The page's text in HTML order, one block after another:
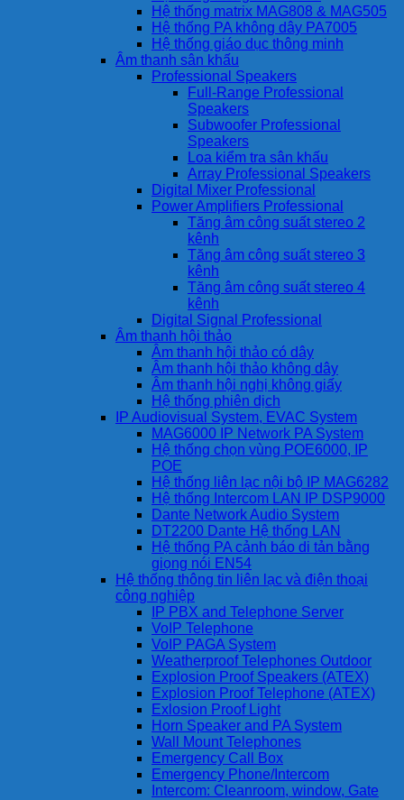
Hệ thống matrix MAG808 & MAG505
Hệ thống PA không dây PA7005
Hệ thống giáo dục thông minh
Âm thanh sân khấu
Professional Speakers
Full-Range Professional
Speakers
Subwoofer Professional
Speakers
Loa kiểm tra sân khấu
Array Professional Speakers
Digital Mixer Professional
Power Amplifiers Professional
Tăng âm công suất stereo 2
kênh
Tăng âm công suất stereo 3
kênh
Tăng âm công suất stereo 4
kênh
Digital Signal Professional
Âm thanh hội thảo
Âm thanh hội thảo có dây
Âm thanh hội thảo không dây
Âm thanh hội nghị không giấy
Hệ thống phiên dịch
IP Audiovisual System, EVAC System
MAG6000 IP Network PA System
Hệ thống chọn vùng POE6000, IP
POE
Hệ thống liên lạc nội bộ IP MAG6282
Hệ thống Intercom LAN IP DSP9000
Dante Network Audio System
DT2200 Dante Hệ thống LAN
Hệ thống PA cảnh báo di tản bằng
giọng nói EN54
Hệ thống thông tin liên lạc và điện thoại
công nghiệp
IP PBX and Telephone Server
VoIP Telephone
VoIP PAGA System
Weatherproof Telephones Outdoor
Explosion Proof Speakers (ATEX)
Explosion Proof Telephone (ATEX)
Exlosion Proof Light
Horn Speaker and PA System
Wall Mount Telephones
Emergency Call Box
Emergency Phone/Intercom
Intercom: Cleanroom, window, Gate